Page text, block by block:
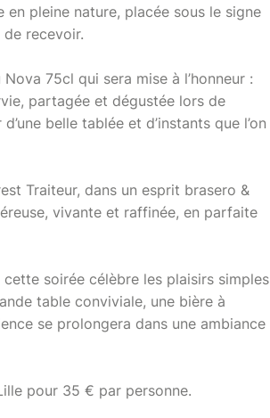
pleine nature, placée sous le signe
recevoir.
75cl qui sera mise à l’honneur :
partagée et dégustée lors de
belle tablée et d’instants que l’on
Traiteur, dans un esprit brasero &
vivante et raffinée, en parfaite
soirée célèbre les plaisirs simples
table conviviale, une bière à
se prolongera dans une ambiance
pour 35 € par personne.